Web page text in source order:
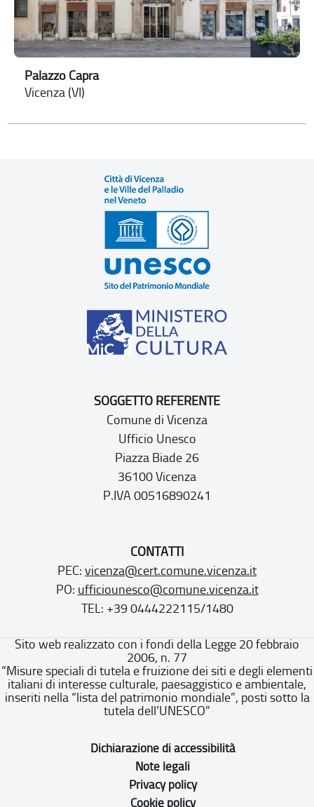
Palazzo Capra
Vicenza (VI)
SOGGETTO REFERENTE
Comune di Vicenza
Ufficio Unesco
Piazza Biade 26
36100 Vicenza
P.IVA 00516890241
CONTATTI
PEC: vicenza@cert.comune.vicenza.it
PO: ufficiounesco@comune.vicenza.it
TEL: +39 0444222115/1480
Sito web realizzato con i fondi della Legge 20 febbraio
2006, n. 77
“Misure speciali di tutela e fruizione dei siti e degli elementi
italiani di interesse culturale, paesaggistico e ambientale,
inseriti nella “lista del patrimonio mondiale”, posti sotto la
tutela dell’UNESCO”
Dichiarazione di accessibilità
Note legali
Privacy policy
Cookie policy